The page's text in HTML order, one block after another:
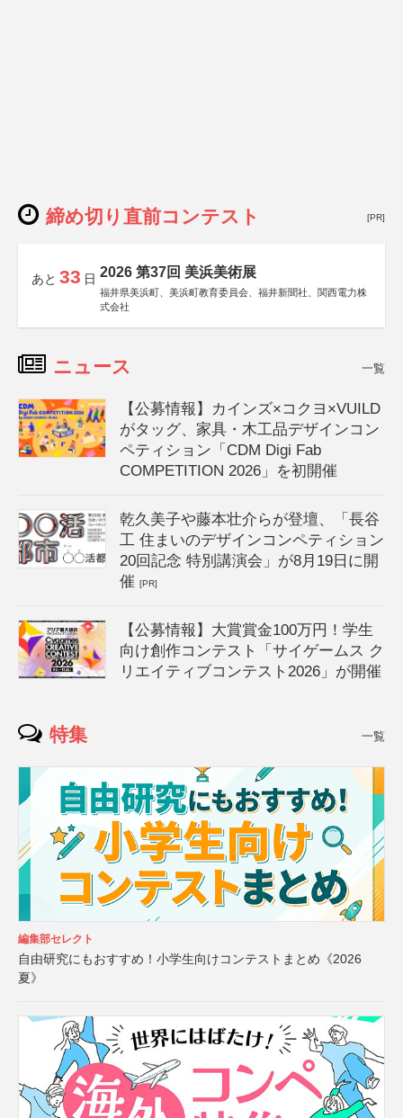
締め切り直前コンテスト [PR]
あと 33 日 2026 第37回 美浜美術展
福井県美浜町、美浜町教育委員会、福井新聞社、関西電力株
式会社
ニュース 一覧
【公募情報】カインズ×コクヨ×VUILD
がタッグ、家具・木工品デザインコン
ペティション「CDM Digi Fab
COMPETITION 2026」を初開催
乾久美子や藤本壮介らが登壇、「長谷
工 住まいのデザインコンペティション
20回記念 特別講演会」が8月19日に開
催[PR]
【公募情報】大賞賞金100万円！学生
向け創作コンテスト「サイゲームス ク
リエイティブコンテスト2026」が開催
特集 一覧
編集部セレクト
自由研究にもおすすめ！小学生向けコンテストまとめ《2026
夏》